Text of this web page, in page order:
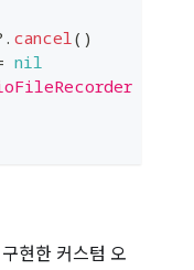
. cancel ( )
nil
현한 커스텀 오